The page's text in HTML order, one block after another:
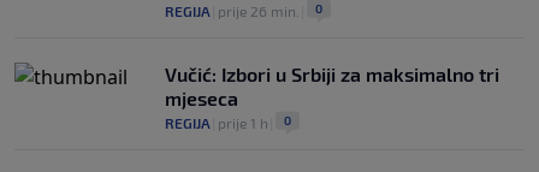
REGIJA prije 26 min. 0
Vučić: Izbori u Srbiji za maksimalno tri
mjeseca
REGIJA prije 1 h 0